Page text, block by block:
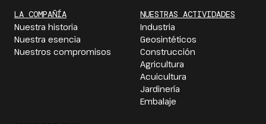
LA COMPAÑÍA
Nuestra historia
Nuestra esencia
Nuestros compromisos
NUESTRAS ACTIVIDADES
Industria
Geosintéticos
Construcción
Agricultura
Acuicultura
Jardinería
Embalaje